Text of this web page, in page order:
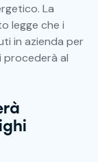
La
legge che i
in azienda per
procederà al